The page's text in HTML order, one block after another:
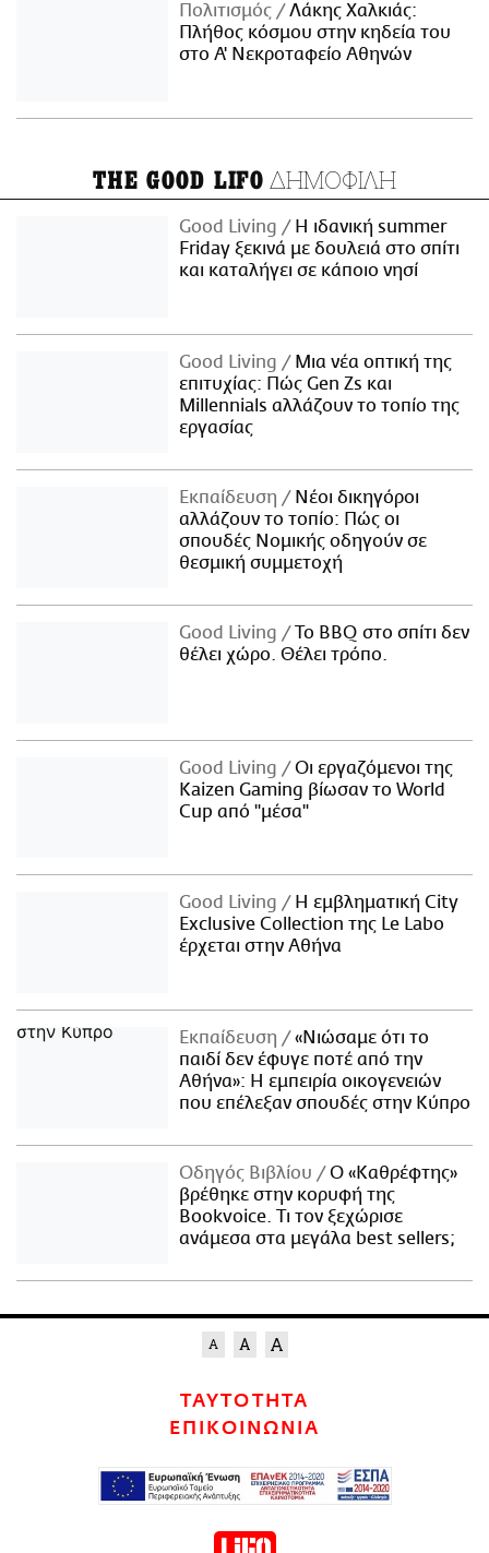
Πολιτισμός
Λάκης Χαλκιάς:
Πλήθος κόσμου στην κηδεία του
στο Α' Νεκροταφείο Αθηνών
THE GOOD LIFO ΔΗΜΟΦΙΛΗ
Good Living
Η ιδανική summer
Friday ξεκινά με δουλειά στο σπίτι
και καταλήγει σε κάποιο νησί
Good Living
Μια νέα οπτική της
επιτυχίας: Πώς Gen Zs και
Millennials αλλάζουν το τοπίο της
εργασίας
Εκπαίδευση
Νέοι δικηγόροι
αλλάζουν το τοπίο: Πώς οι
σπουδές Νομικής οδηγούν σε
θεσμική συμμετοχή
Good Living
Το BBQ στο σπίτι δεν
θέλει χώρο. Θέλει τρόπο.
Good Living
Οι εργαζόμενοι της
Kaizen Gaming βίωσαν το World
Cup από "μέσα"
Good Living
Η εμβληματική City
Exclusive Collection της Le Labo
έρχεται στην Αθήνα
Εκπαίδευση
«Νιώσαμε ότι το
παιδί δεν έφυγε ποτέ από την
Αθήνα»: Η εμπειρία οικογενειών
που επέλεξαν σπουδές στην Κύπρο
Οδηγός Βιβλίου
Ο «Καθρέφτης»
βρέθηκε στην κορυφή της
Bookvoice. Τι τον ξεχώρισε
ανάμεσα στα μεγάλα best sellers;
ΤΑΥΤΟΤΗΤΑ
ΕΠΙΚΟΙΝΩΝΙΑ